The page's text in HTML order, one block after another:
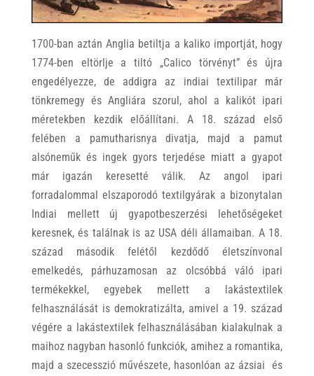
1700-ban aztán Anglia betiltja a kaliko importját, hogy
1774-ben eltörlje a tiltó „Calico törvényt” és újra
engedélyezze, de addigra az indiai textilipar már
tönkremegy és Angliára szorul, ahol a kalikót ipari
méretekben kezdik előállítani. A 18. század első
felében a pamutharisnya divatja, majd a pamut
alsóneműk és ingek gyors terjedése miatt a gyapot
már igazán keresetté válik. Az angol ipari
forradalommal elszaporodó textilgyárak a bizonytalan
Indiai mellett új gyapotbeszerzési lehetőségeket
keresnek, és találnak is az USA déli államaiban. A 18.
század második felétől kezdődő életszínvonal
emelkedés, párhuzamosan az olcsóbbá váló ipari
termékekkel, egyebek mellett a lakástextilek
felhasználását is demokratizálta, amivel a 19. század
végére a lakástextilek felhasználásában kialakulnak a
maihoz nagyban hasonló funkciók, amihez a romantika,
majd a szecesszió művészete, hasonlóan az ázsiai és